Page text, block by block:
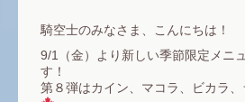
騎空士のみなさま、こんにちは！
9/1（金）より新しい季節限定メニ
す！
第８弾はカイン、マコラ、ビカラ